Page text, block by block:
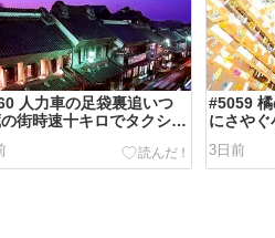
人力車の足袋裏追いつ
街時速十キロでタクシー
#5059
にさやぐ
3日前